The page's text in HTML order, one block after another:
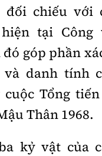
đối chiếu với
tại Công
đó góp phần
và danh tính
Tổng
Thân 1968.
kỷ vật của